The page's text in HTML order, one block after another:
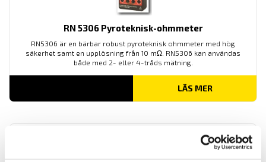
RN 5306 Pyroteknisk-ohmmeter
RN5306 är en bärbar robust pyroteknisk ohmmeter med hög
säkerhet samt en upplösning från 10 mΩ. RN5306 kan användas
både med 2- eller 4-tråds mätning.
LÄS MER